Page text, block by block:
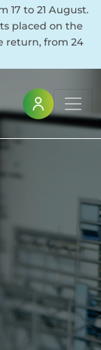
17 to 21 August.
placed on the
return, from 24